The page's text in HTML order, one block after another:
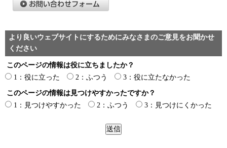
より良いウェブサイトにするためにみなさまのご意見をお聞かせ
ください
このページの情報は役に立ちましたか？
1：役に立った
2：ふつう 3：役に立たなかった
このページの情報は見つけやすかったですか？
1：見つけやすかった
2：ふつう 3：見つけにくかった